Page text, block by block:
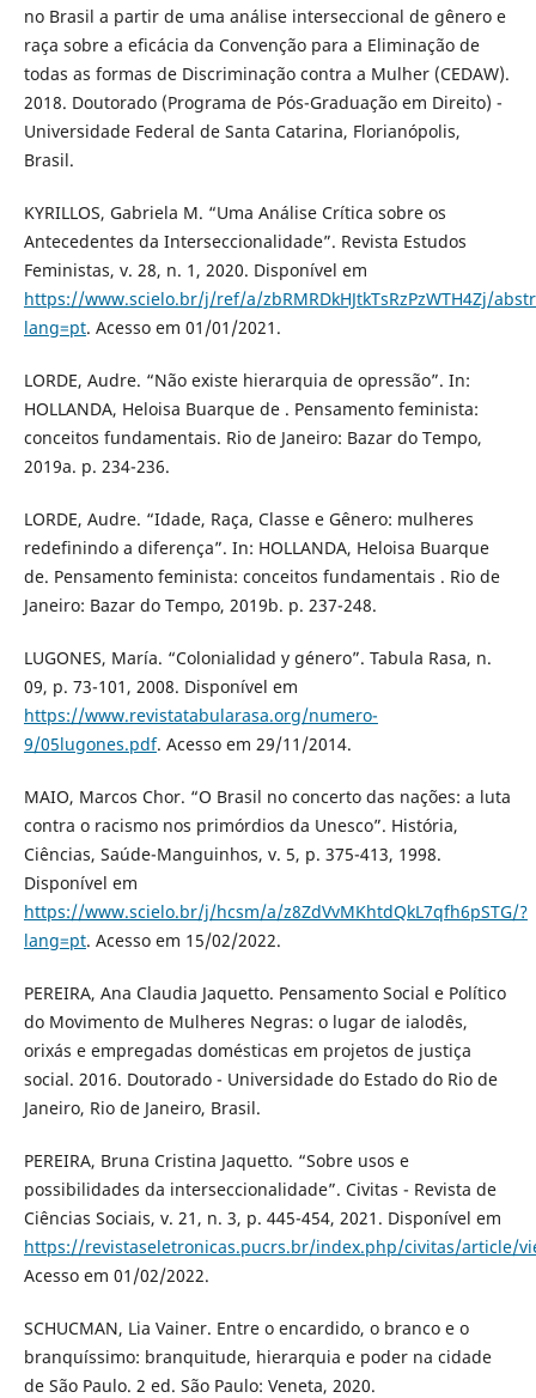
no Brasil a partir de uma análise interseccional de gênero e
raça sobre a eficácia da Convenção para a Eliminação de
todas as formas de Discriminação contra a Mulher (CEDAW).
2018. Doutorado (Programa de Pós-Graduação em Direito) -
Universidade Federal de Santa Catarina, Florianópolis,
Brasil.
KYRILLOS, Gabriela M. “Uma Análise Crítica sobre os
Antecedentes da Interseccionalidade”. Revista Estudos
Feministas, v. 28, n. 1, 2020. Disponível em
https://www.scielo.br/j/ref/a/zbRMRDkHJtkTsRzPzWTH4Zj/
lang=pt. Acesso em 01/01/2021.
LORDE, Audre. “Não existe hierarquia de opressão”. In:
HOLLANDA, Heloisa Buarque de . Pensamento feminista:
conceitos fundamentais. Rio de Janeiro: Bazar do Tempo,
2019a. p. 234-236.
LORDE, Audre. “Idade, Raça, Classe e Gênero: mulheres
redefinindo a diferença”. In: HOLLANDA, Heloisa Buarque
de. Pensamento feminista: conceitos fundamentais . Rio de
Janeiro: Bazar do Tempo, 2019b. p. 237-248.
LUGONES, María. “Colonialidad y género”. Tabula Rasa, n.
09, p. 73-101, 2008. Disponível em
https://www.revistatabularasa.org/numero-
9/05lugones.pdf. Acesso em 29/11/2014.
MAIO, Marcos Chor. “O Brasil no concerto das nações: a luta
contra o racismo nos primórdios da Unesco”. História,
Ciências, Saúde-Manguinhos, v. 5, p. 375-413, 1998.
Disponível em
https://www.scielo.br/j/hcsm/a/z8ZdVvMKhtdQkL7qfh6pSTG/?
lang=pt. Acesso em 15/02/2022.
PEREIRA, Ana Claudia Jaquetto. Pensamento Social e Político
do Movimento de Mulheres Negras: o lugar de ialodês,
orixás e empregadas domésticas em projetos de justiça
social. 2016. Doutorado - Universidade do Estado do Rio de
Janeiro, Rio de Janeiro, Brasil.
PEREIRA, Bruna Cristina Jaquetto. “Sobre usos e
possibilidades da interseccionalidade”. Civitas - Revista de
Ciências Sociais, v. 21, n. 3, p. 445-454, 2021. Disponível em
https://revistaseletronicas.pucrs.br/index.php/civitas/article/
Acesso em 01/02/2022.
SCHUCMAN, Lia Vainer. Entre o encardido, o branco e o
branquíssimo: branquitude, hierarquia e poder na cidade
de São Paulo. 2 ed. São Paulo: Veneta, 2020.